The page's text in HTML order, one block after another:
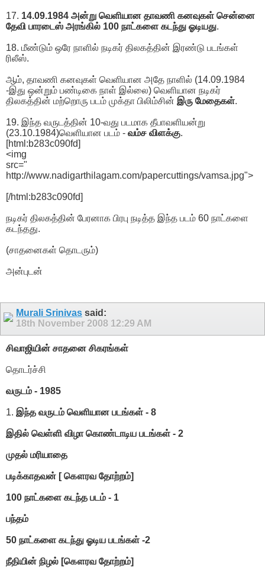
17. 14.09.1984 அன்று வெளியான தாவணி கனவுகள் சென்னை
தேவி பாரடைஸ் அரங்கில் 100 நாட்களை கடந்து ஓடியது.
18. மீண்டும் ஒரே நாளில் நடிகர் திலகத்தின் இரண்டு படங்கள்
ரிலீஸ்.
ஆம், தாவணி கனவுகள் வெளியான அதே நாளில் (14.09.1984
-இது ஒன்றும் பண்டிகை நாள் இல்லை) வெளியான நடிகர்
திலகத்தின் மற்றொரு படம் முக்தா பிலிம்சின் இரு மேதைகள்.
19. இந்த வருடத்தின் 10-வது படமாக தீபாவளியன்று
(23.10.1984)வெளியான படம் - வம்ச விளக்கு.
[html:b283c090fd]
<img
src="
http://www.nadigarthilagam.com/papercuttings/vamsa.jpg">
[/html:b283c090fd]
நடிகர் திலகத்தின் பேரனாக பிரபு நடித்த இந்த படம் 60 நாட்களை
கடந்தது.
(சாதனைகள் தொடரும்)
அன்புடன்
Murali Srinivas said:
18th November 2008 12:29 AM
சிவாஜியின் சாதனை சிகரங்கள்
தொடர்ச்சி
வருடம் - 1985
1. இந்த வருடம் வெளியான படங்கள் - 8
இதில் வெள்ளி விழா கொண்டாடிய படங்கள் - 2
முதல் மரியாதை
படிக்காதவன் [ கௌரவ தோற்றம்]
100 நாட்களை கடந்த படம் - 1
பந்தம்
50 நாட்களை கடந்து ஓடிய படங்கள் -2
நீதியின் நிழல் [கௌரவ தோற்றம்]